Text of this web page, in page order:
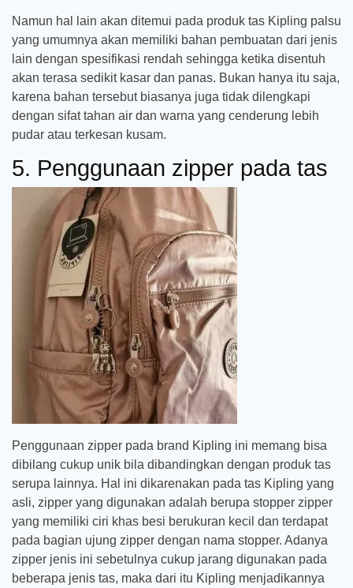
Namun hal lain akan ditemui pada produk tas Kipling palsu
yang umumnya akan memiliki bahan pembuatan dari jenis
lain dengan spesifikasi rendah sehingga ketika disentuh
akan terasa sedikit kasar dan panas. Bukan hanya itu saja,
karena bahan tersebut biasanya juga tidak dilengkapi
dengan sifat tahan air dan warna yang cenderung lebih
pudar atau terkesan kusam.
5. Penggunaan zipper pada tas
Penggunaan zipper pada brand Kipling ini memang bisa
dibilang cukup unik bila dibandingkan dengan produk tas
serupa lainnya. Hal ini dikarenakan pada tas Kipling yang
asli, zipper yang digunakan adalah berupa stopper zipper
yang memiliki ciri khas besi berukuran kecil dan terdapat
pada bagian ujung zipper dengan nama stopper. Adanya
zipper jenis ini sebetulnya cukup jarang digunakan pada
beberapa jenis tas, maka dari itu Kipling menjadikannya